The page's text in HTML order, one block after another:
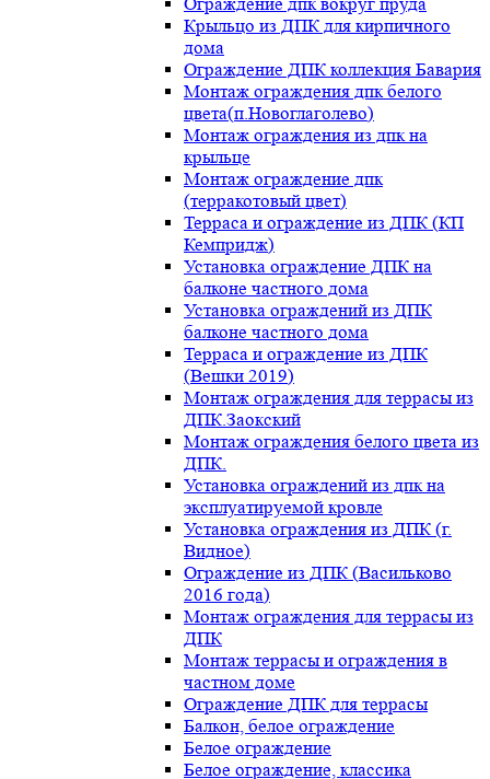
Крыльцо из ДПК для кирпичного
дома
Ограждение ДПК коллекция Бавария
Монтаж ограждения дпк белого
цвета(п.Новоглаголево)
Монтаж ограждения из дпк на
крыльце
Монтаж ограждение дпк
(терракотовый цвет)
Терраса и ограждение из ДПК (КП
Кемпридж)
Установка ограждение ДПК на
балконе частного дома
Установка ограждений из ДПК
балконе частного дома
Терраса и ограждение из ДПК
(Вешки 2019)
Монтаж ограждения для террасы из
ДПК.Заокский
Монтаж ограждения белого цвета из
ДПК.
Установка ограждений из дпк на
эксплуатируемой кровле
Установка ограждения из ДПК (г.
Видное)
Ограждение из ДПК (Васильково
2016 года)
Монтаж ограждения для террасы из
ДПК
Монтаж террасы и ограждения в
частном доме
Ограждение ДПК для террасы
Балкон, белое ограждение
Белое ограждение
Белое ограждение, классика